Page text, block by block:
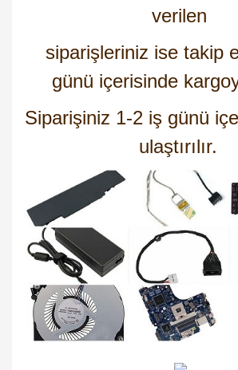
verilen
siparişleriniz ise takip
günü içerisinde
Siparişiniz 1-2 iş günü
ulaştırılır.